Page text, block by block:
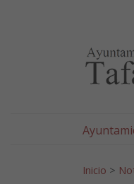
Inicio >